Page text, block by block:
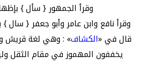
وقرأ الجمهور { سأل }
وقرأ نافع وابن عامر وأبو جعفر { سال
قال في «الكشاف» : وهي لغة قريش
يخففون المهموز في مقام الثقل